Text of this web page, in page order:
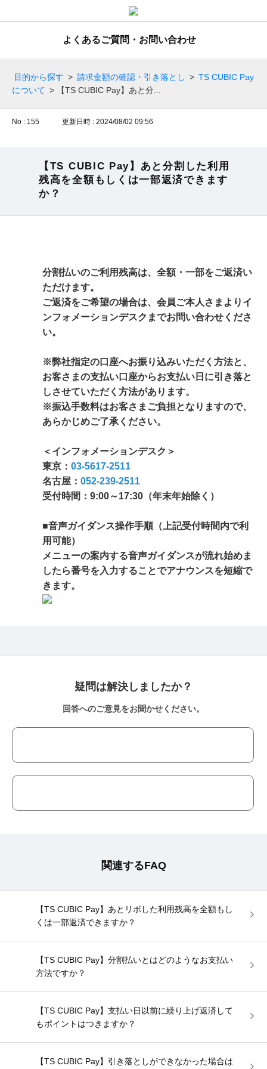
よくあるご質問・お問い合わせ
目的から探す > 請求金額の確認・引き落とし > TS CUBIC Pay
について > 【TS CUBIC Pay】あと分...
No : 155 更新日時 : 2024/08/02 09:56
【TS CUBIC Pay】あと分割した利用
残高を全額もしくは一部返済できます
か？
分割払いのご利用残高は、全額・一部をご返済い
ただけます。
ご返済をご希望の場合は、会員ご本人さまよりイ
ンフォメーションデスクまでお問い合わせくださ
い。
※弊社指定の口座へお振り込みいただく方法と、
お客さまの支払い口座からお支払い日に引き落と
しさせていただく方法があります。
※振込手数料はお客さまご負担となりますので、
あらかじめご了承ください。
＜インフォメーションデスク＞
東京： 03-5617-2511
名古屋： 052-239-2511
受付時間：9:00～17:30（年末年始除く）
■音声ガイダンス操作手順（上記受付時間内で利
用可能）
メニューの案内する音声ガイダンスが流れ始めま
したら番号を入力することでアナウンスを短縮で
きます。
疑問は解決しましたか？
回答へのご意見をお聞かせください。
関連するFAQ
【TS CUBIC Pay】あとリボした利用残高を全額もし
くは一部返済できますか？
【TS CUBIC Pay】分割払いとはどのようなお支払い
方法ですか？
【TS CUBIC Pay】支払い日以前に繰り上げ返済して
もポイントはつきますか？
【TS CUBIC Pay】引き落としができなかった場合は